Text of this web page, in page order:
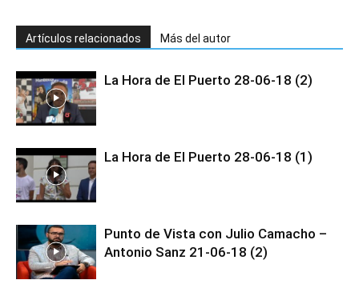
Artículos relacionados Más del autor
La Hora de El Puerto 28-06-18 (2)
La Hora de El Puerto 28-06-18 (1)
Punto de Vista con Julio Camacho –
Antonio Sanz 21-06-18 (2)